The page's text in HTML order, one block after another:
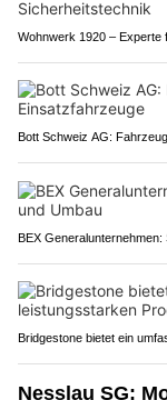
Wohnwerk 1920 – Experte
Bott Schweiz AG:
BEX
Bridgestone bietet ein
Nesslau SG: